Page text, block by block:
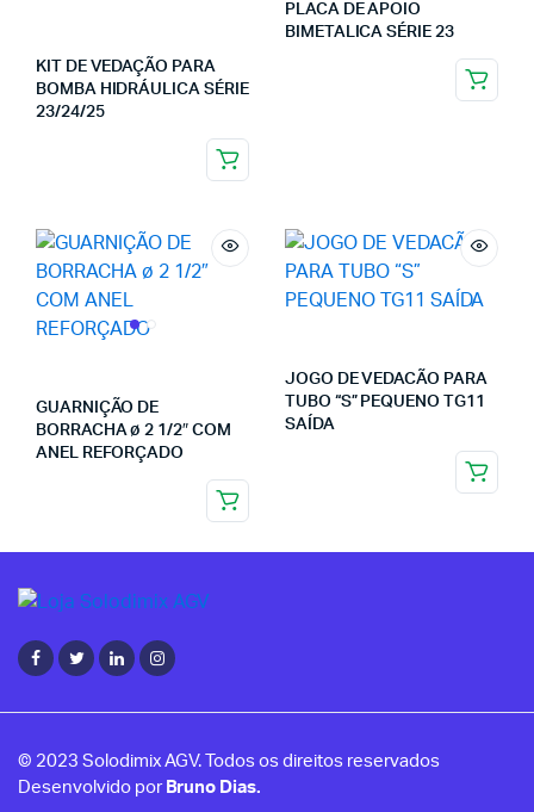
KIT DE VEDAÇÃO PARA
BOMBA HIDRÁULICA SÉRIE
23/24/25
PLACA DE APOIO
BIMETALICA SÉRIE 23
GUARNIÇÃO DE
BORRACHA ø 2 1/2″ COM
ANEL REFORÇADO
JOGO DE VEDACÃO PARA
TUBO “S” PEQUENO TG11
SAÍDA
© 2023 Solodimix AGV. Todos os direitos reservados
Desenvolvido por Bruno Dias.